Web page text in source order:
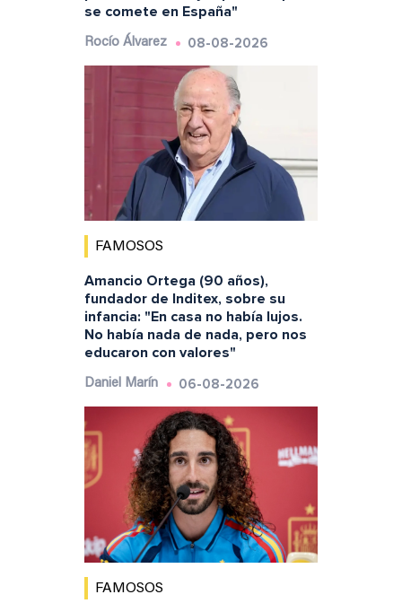
se comete en España"
Rocío Álvarez 08-08-2026
FAMOSOS
Amancio Ortega (90 años),
fundador de Inditex, sobre su
infancia: "En casa no había lujos.
No había nada de nada, pero nos
educaron con valores"
Daniel Marín 06-08-2026
FAMOSOS